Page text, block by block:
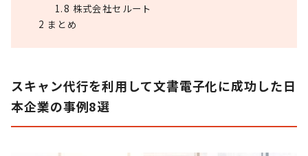
1.8 株式会社セルート
2 まとめ
スキャン代行を利用して文書電子化に成功した日
本企業の事例8選